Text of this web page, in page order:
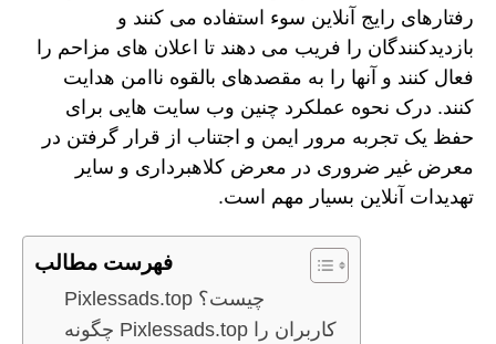
رفتارهای رایج آنلاین سوء استفاده می کنند و
بازدیدکنندگان را فریب می دهند تا اعلان های مزاحم را
فعال کنند و آنها را به مقصدهای بالقوه ناامن هدایت
کنند. درک نحوه عملکرد چنین وب سایت هایی برای
حفظ یک تجربه مرور ایمن و اجتناب از قرار گرفتن در
معرض غیر ضروری در معرض کلاهبرداری و سایر
تهدیدات آنلاین بسیار مهم است.
فهرست مطالب
Pixlessads.top چیست؟
چگونه Pixlessads.top کاربران را